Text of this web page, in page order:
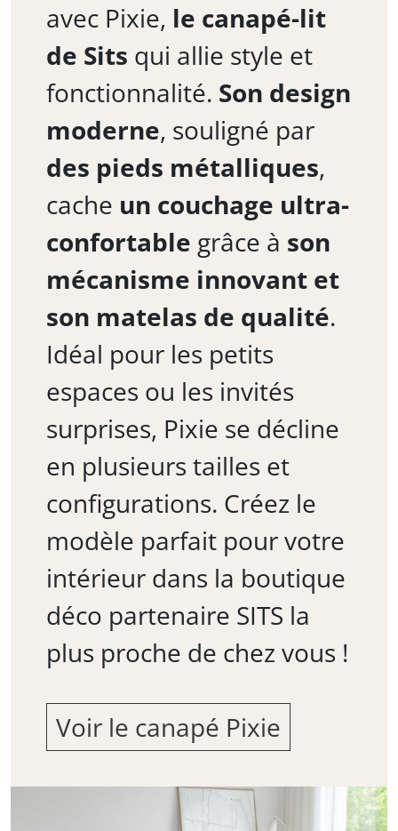
avec Pixie, le canapé-lit
de Sits qui allie style et
fonctionnalité. Son design
moderne, souligné par
des pieds métalliques,
cache un couchage ultra-
confortable grâce à son
mécanisme innovant et
son matelas de qualité.
Idéal pour les petits
espaces ou les invités
surprises, Pixie se décline
en plusieurs tailles et
configurations. Créez le
modèle parfait pour votre
intérieur dans la boutique
déco partenaire SITS la
plus proche de chez vous !
Voir le canapé Pixie